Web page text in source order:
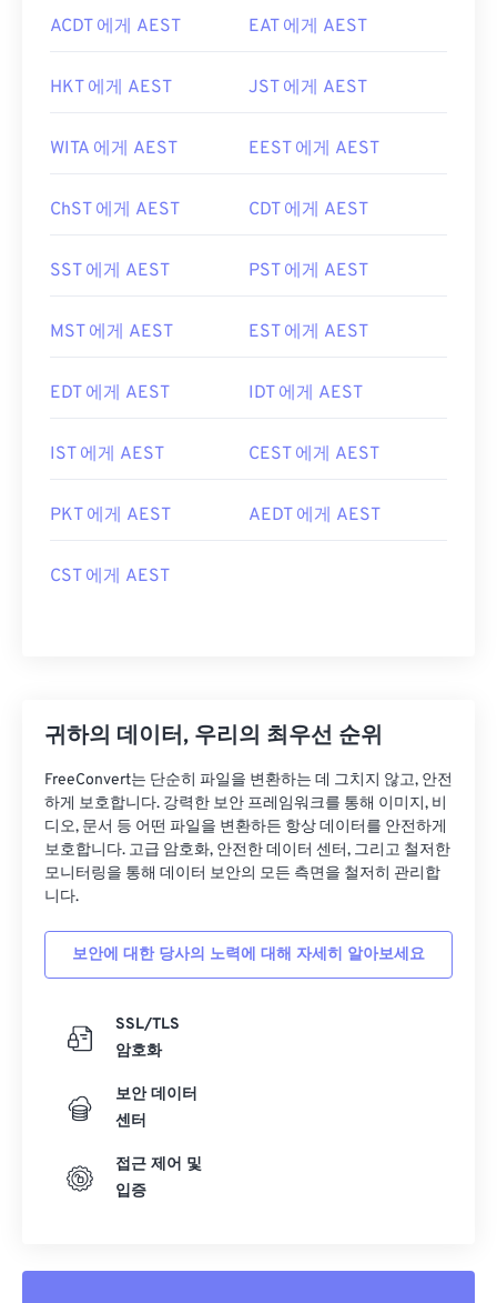
ACDT 에게 AEST EAT 에게 AEST
HKT 에게 AEST JST 에게 AEST
WITA 에게 AEST EEST 에게 AEST
ChST 에게 AEST CDT 에게 AEST
SST 에게 AEST PST 에게 AEST
MST 에게 AEST EST 에게 AEST
EDT 에게 AEST IDT 에게 AEST
IST 에게 AEST CEST 에게 AEST
PKT 에게 AEST AEDT 에게 AEST
CST 에게 AEST
귀하의 데이터, 우리의 최우선 순위
FreeConvert는 단순히 파일을 변환하는 데 그치지 않고, 안전
하게 보호합니다. 강력한 보안 프레임워크를 통해 이미지, 비
디오, 문서 등 어떤 파일을 변환하든 항상 데이터를 안전하게
보호합니다. 고급 암호화, 안전한 데이터 센터, 그리고 철저한
모니터링을 통해 데이터 보안의 모든 측면을 철저히 관리합
니다.
보안에 대한 당사의 노력에 대해 자세히 알아보세요
SSL/TLS
암호화
보안 데이터
센터
접근 제어 및
입증